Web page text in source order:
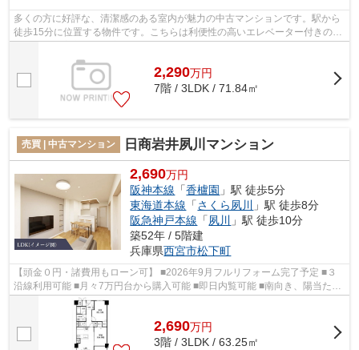
多くの方に好評な、清潔感のある室内が魅力の中古マンションです。駅から
徒歩15分に位置する物件です。こちらは利便性の高いエレベーター付きの物
件です。西宮市で知名度のある、夙川...
2,290万円
7階 / 3LDK / 71.84㎡
売買 | 中古マンション 日商岩井夙川マンション
2,690万円
阪神本線 「香櫨園 」駅 徒歩5分
東海道本線 「さくら夙川
」駅 徒歩8分
阪急神戸本線 「夙川
」駅 徒歩10分
築52年 / 5階建
兵庫県西宮市松下町
【頭金０円・諸費用もローン可】 ■2026年9月フルリフォーム完了予定 ■３
沿線利用可能 ■月々7万円台から購入可能 ■即日内覧可能 ■南向き、陽当た
り・通風良好 ■トランクルームなど収...
2,690万円
3階 / 3LDK / 63.25㎡